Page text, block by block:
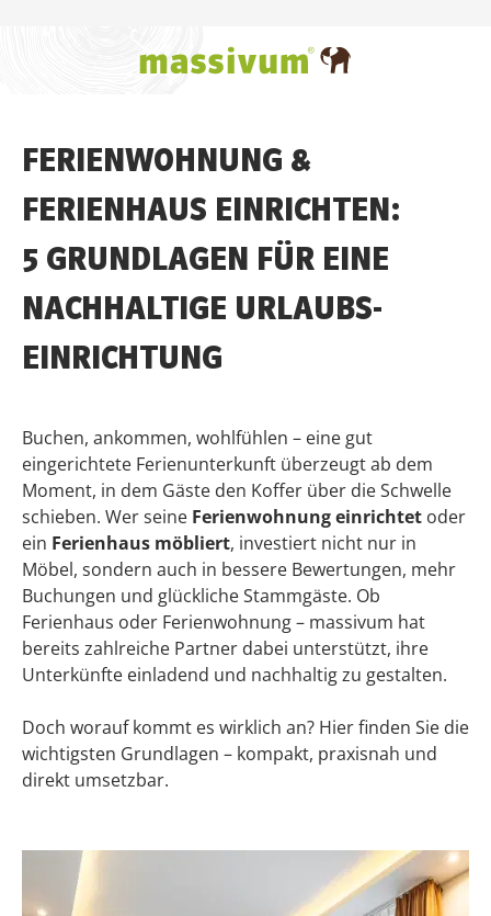
FERIENWOHNUNG &
FERIENHAUS EINRICHTEN:
5 GRUNDLAGEN FÜR EINE
NACHHALTIGE URLAUBS-
EINRICHTUNG
Buchen, ankommen, wohlfühlen – eine gut
eingerichtete Ferienunterkunft überzeugt ab dem
Moment, in dem Gäste den Koffer über die Schwelle
schieben. Wer seine Ferienwohnung einrichtet oder
ein Ferienhaus möbliert, investiert nicht nur in
Möbel, sondern auch in bessere Bewertungen, mehr
Buchungen und glückliche Stammgäste. Ob
Ferienhaus oder Ferienwohnung – massivum hat
bereits zahlreiche Partner dabei unterstützt, ihre
Unterkünfte einladend und nachhaltig zu gestalten.
Doch worauf kommt es wirklich an? Hier finden Sie die
wichtigsten Grundlagen – kompakt, praxisnah und
direkt umsetzbar.